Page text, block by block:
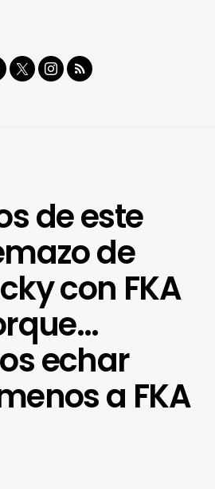
de este
de
con FKA
echar
a FKA